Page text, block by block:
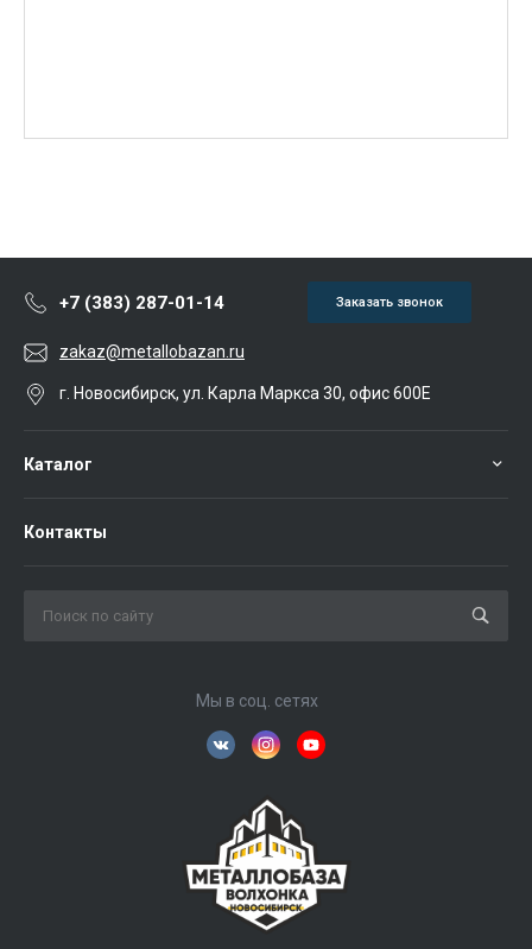
+7 (383) 287-01-14 Заказать звонок
zakaz@metallobazan.ru
г. Новосибирск, ул. Карла Маркса 30, офис 600Е
Каталог
Контакты
Мы в соц. сетях